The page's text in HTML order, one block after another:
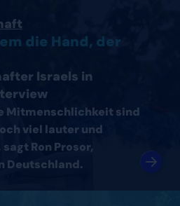
die Hand, der
Israels in
Mitmenschlichkeit sind
viel lauter und
Ron Prosor,
Deutschland.